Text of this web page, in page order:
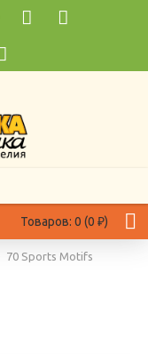
Товаров: 0 (0 ₽)
70 Sports Motifs